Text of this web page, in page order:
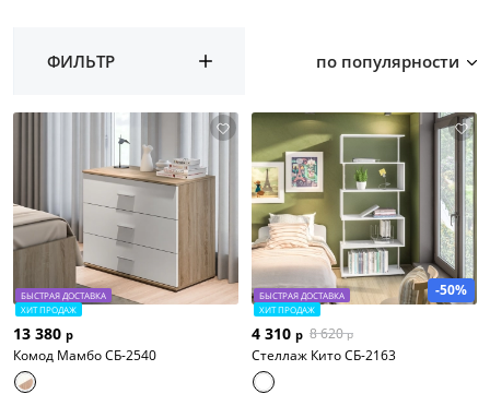
ФИЛЬТР по популярности
БЫСТРАЯ ДОСТАВКА
ХИТ ПРОДАЖ
13 380 р
Комод Мамбо СБ-2540
-50%
БЫСТРАЯ ДОСТАВКА
ХИТ ПРОДАЖ
4 310 р 8 620 р
Стеллаж Кито СБ-2163